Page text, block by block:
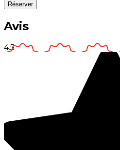
Réserver
Avis
4.5